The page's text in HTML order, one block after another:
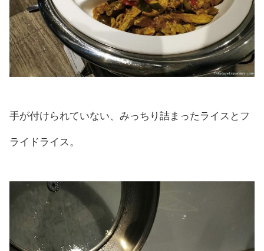
手が付けられていない、みっちり詰まったライスとフ
ライドライス。